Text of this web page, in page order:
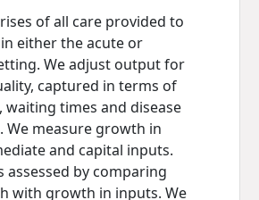
of all care provided to
either the acute or
We adjust output for
captured in terms of
waiting times and disease
We measure growth in
and capital inputs.
assessed by comparing
with growth in inputs. We